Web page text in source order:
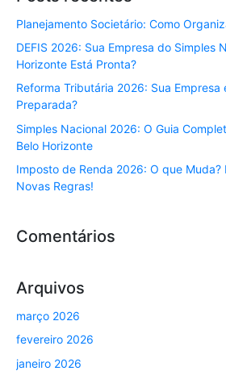
Planejamento Societário: Como
DEFIS 2026: Sua Empresa do Simples
Horizonte Está Pronta?
Reforma Tributária 2026: Sua Empresa
Preparada?
Simples Nacional 2026: O Guia
Belo Horizonte
Imposto de Renda 2026: O que
Novas Regras!
Comentários
Arquivos
março 2026
fevereiro 2026
janeiro 2026